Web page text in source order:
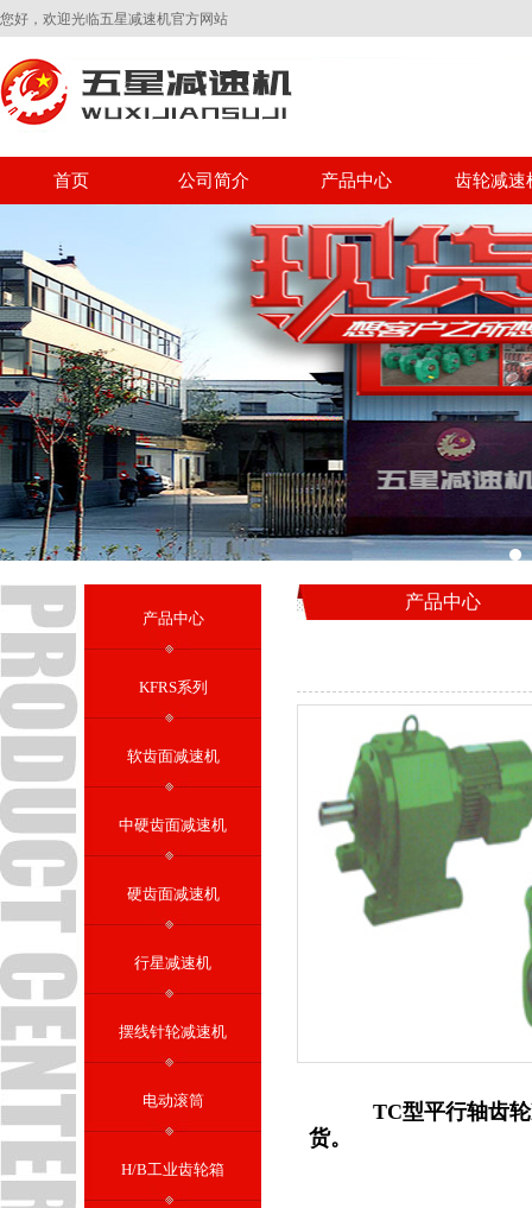
您好，欢迎光临五星减速机官方网站
首页 公司简介 产品中心 齿轮减速
产品中心
KFRS系列
软齿面减速机
中硬齿面减速机
硬齿面减速机
行星减速机
摆线针轮减速机
电动滚筒
H/B工业齿轮箱
产品中心
TC型平行轴齿轮
货。